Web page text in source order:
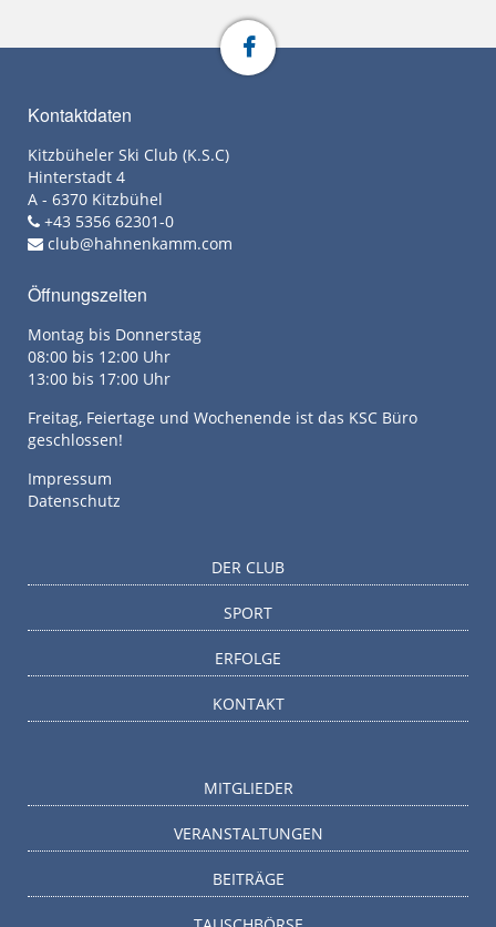
Kontaktdaten
Kitzbüheler Ski Club (K.S.C)
Hinterstadt 4
A - 6370 Kitzbühel
+43 5356 62301-0
club@hahnenkamm.com
Öffnungszeiten
Montag bis Donnerstag
08:00 bis 12:00 Uhr
13:00 bis 17:00 Uhr
Freitag, Feiertage und Wochenende ist das KSC Büro
geschlossen!
Impressum
Datenschutz
DER CLUB
SPORT
ERFOLGE
KONTAKT
MITGLIEDER
VERANSTALTUNGEN
BEITRÄGE